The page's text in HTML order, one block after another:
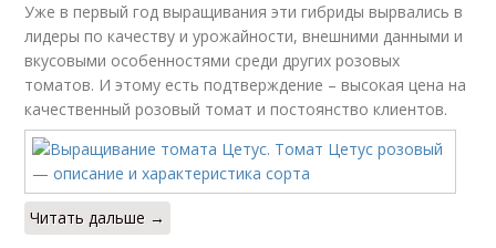
Уже в первый год выращивания эти гибриды вырвались в
лидеры по качеству и урожайности, внешними данными и
вкусовыми особенностями среди других розовых
томатов. И этому есть подтверждение – высокая цена на
качественный розовый томат и постоянство клиентов.
Читать дальше →